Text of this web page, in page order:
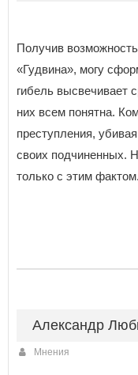
Получив
«Гудвина», могу
гибель высвечивает
них всем понятна.
преступления,
своих подчиненных.
только с этим фактом.
Александр
Мнения